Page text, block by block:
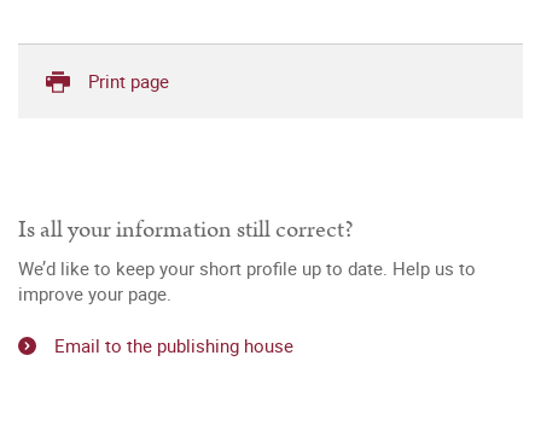
Print page
Is all your information still correct?
We’d like to keep your short profile up to date. Help us to
improve your page.
Email to the publishing house